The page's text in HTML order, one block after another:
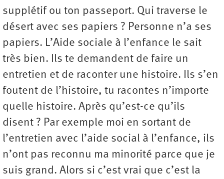
supplétif ou ton passeport. Qui traverse le
désert avec ses papiers ? Personne n’a ses
papiers. L’Aide sociale à l’enfance le sait
très bien. Ils te demandent de faire un
entretien et de raconter une histoire. Ils s’en
foutent de l’histoire, tu racontes n’importe
quelle histoire. Après qu’est-ce qu’ils
disent ? Par exemple moi en sortant de
l’entretien avec l’aide social à l’enfance, ils
n’ont pas reconnu ma minorité parce que je
suis grand. Alors si c’est vrai que c’est la